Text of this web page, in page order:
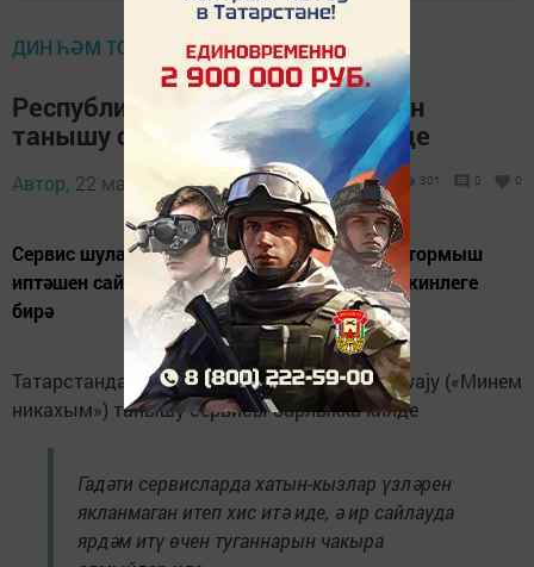
ДИН ҺӘМ ТОРМЫШ
Республикада мөселманнар өчен
танышу сервисы барлыкка килде
Автор, 22 май 2026 - 08:40 301 0 0
Сервис шулай ук гаиләгә һәм дус кызларга тормыш
иптәшен сайлау процессында катнашу мөмкинлеге
бирә
Татарстанда мөселманнар өчен махсус Zawajy («Минем
никахым») танышу сервисы барлыкка килде
Гадәти сервисларда хатын-кызлар үзләрен
якланмаган итеп хис итә иде, ә ир сайлауда
ярдәм итү өчен туганнарын чакыра